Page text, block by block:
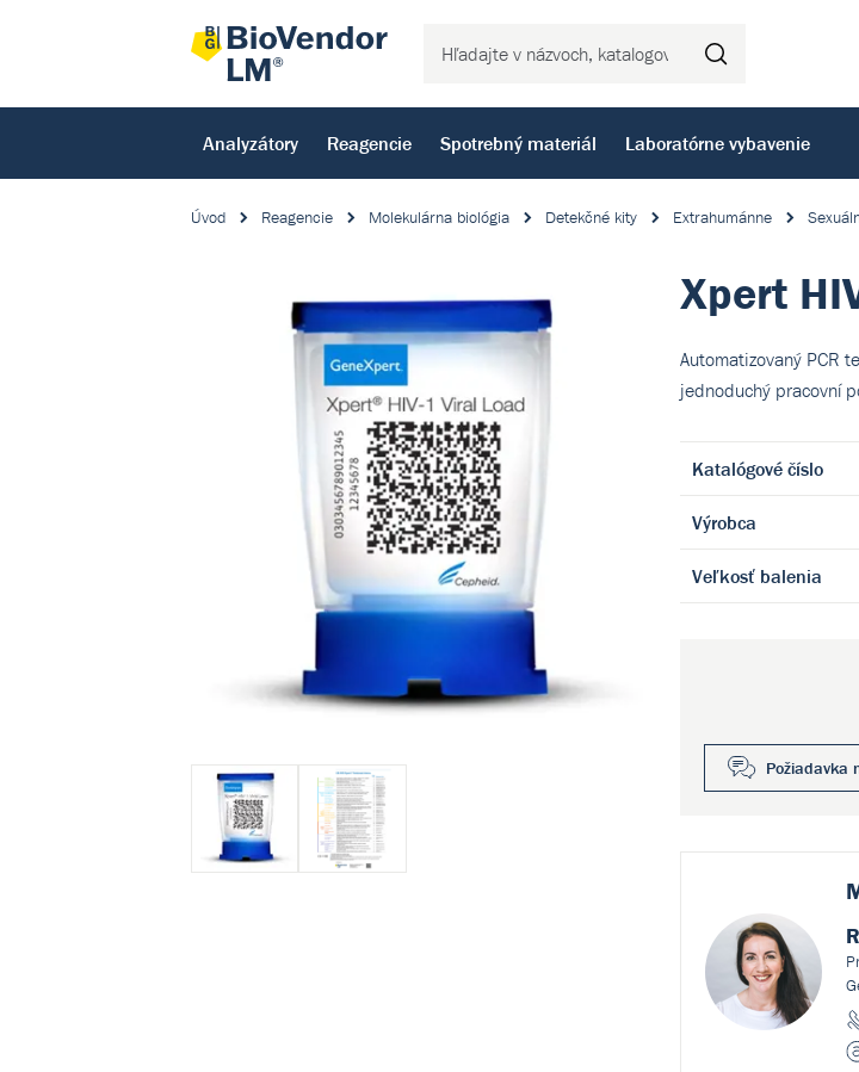
Analyzátory Reagencie Spotrebný materiál Laboratórne vybavenie
Úvod Reagencie Molekulárna biológia Detekčné kity Extrahumánne
Xpert
Automatizovaný PCR
jednoduchý pracovní
Katalógové číslo
Výrobca
Veľkosť balenia
Požiadavka